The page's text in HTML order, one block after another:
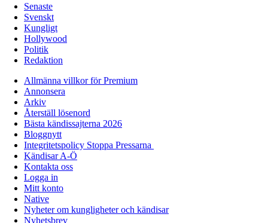
Senaste
Svenskt
Kungligt
Hollywood
Politik
Redaktion
Allmänna villkor för Premium
Annonsera
Arkiv
Återställ lösenord
Bästa kändissajterna 2026
Bloggnytt
Integritetspolicy Stoppa Pressarna
Kändisar A-Ö
Kontakta oss
Logga in
Mitt konto
Native
Nyheter om kungligheter och kändisar
Nyhetsbrev